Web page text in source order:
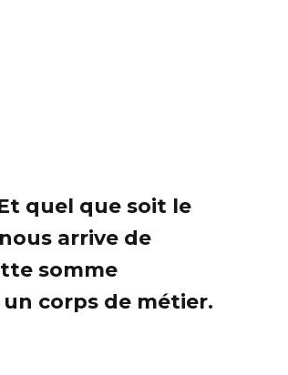
quel que soit le
arrive de
somme
corps de métier.